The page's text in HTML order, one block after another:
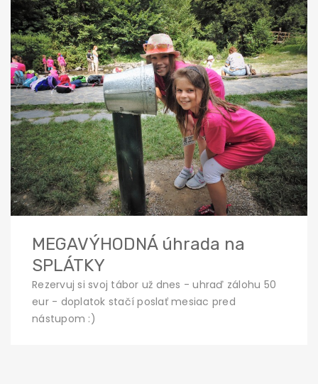
MEGAVÝHODNÁ úhrada na
SPLÁTKY
Rezervuj si svoj tábor už dnes - uhraď zálohu 50
eur - doplatok stačí poslať mesiac pred
nástupom :)